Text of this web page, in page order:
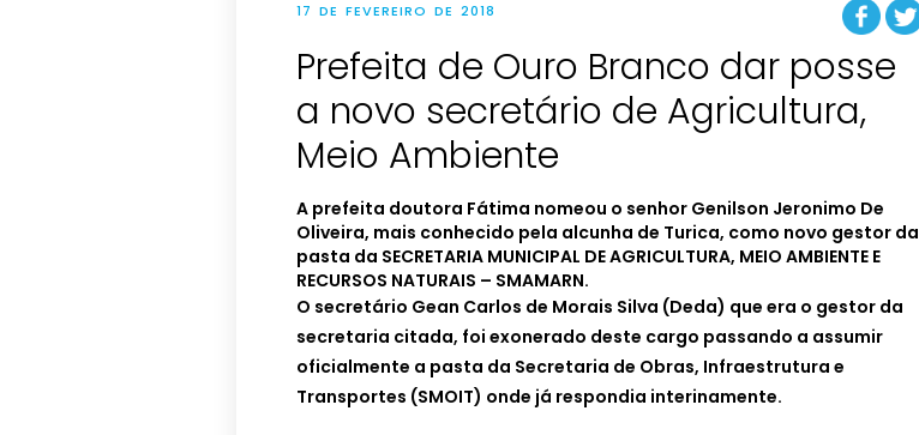
17 DE FEVEREIRO DE 2018
Prefeita de Ouro Branco dar posse
a novo secretário de Agricultura,
Meio Ambiente
A prefeita doutora Fátima nomeou o senhor Genilson Jeronimo De
Oliveira, mais conhecido pela alcunha de Turica, como novo gestor da
pasta da SECRETARIA MUNICIPAL DE AGRICULTURA, MEIO AMBIENTE E
RECURSOS NATURAIS – SMAMARN.
O secretário Gean Carlos de Morais Silva (Deda) que era o gestor da
secretaria citada, foi exonerado deste cargo passando a assumir
oficialmente a pasta da Secretaria de Obras, Infraestrutura e
Transportes (SMOIT) onde já respondia interinamente.